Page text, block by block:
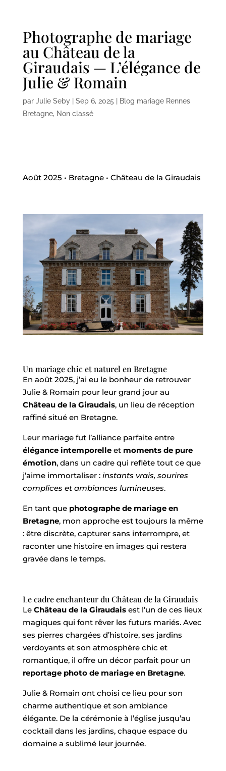
Photographe de mariage
au Château de la
Giraudais — L’élégance de
Julie & Romain
par Julie Seby| Sep 6, 2025
Blog mariage Rennes
Bretagne, Non classé
Août 2025 • Bretagne • Château de la Giraudais
Un mariage chic et naturel en Bretagne
En août 2025, j’ai eu le bonheur de retrouver
Julie & Romain pour leur grand jour au
Château de la Giraudais, un lieu de réception
raffiné situé en Bretagne.
Leur mariage fut l’alliance parfaite entre
élégance intemporelleet moments de pure
émotion, dans un cadre qui reflète tout ce que
j’aime immortaliser : instants vrais, sourires
complices et ambiances lumineuses.
En tant que photographe de mariage en
Bretagne, mon approche est toujours la même
: être discrète, capturer sans interrompre, et
raconter une histoire en images qui restera
gravée dans le temps.
Le cadre enchanteur du Château de la Giraudais
Le Château de la Giraudaisest l’un de ces lieux
magiques qui font rêver les futurs mariés. Avec
ses pierres chargées d’histoire, ses jardins
verdoyants et son atmosphère chic et
romantique, il offre un décor parfait pour un
reportage photo de mariage en Bretagne.
Julie & Romain ont choisi ce lieu pour son
charme authentique et son ambiance
élégante. De la cérémonie à l’église jusqu’au
cocktail dans les jardins, chaque espace du
domaine a sublimé leur journée.